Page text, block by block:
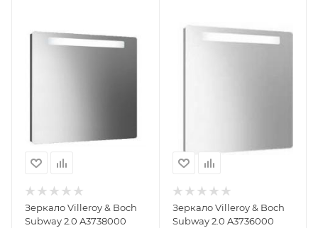
Зеркало Villeroy & Boch
Subway 2.0 A3738000
Зеркало Villeroy & Boch
Subway 2.0 A3736000